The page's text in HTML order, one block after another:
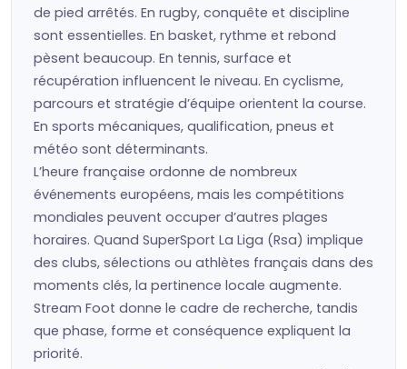
de pied arrêtés. En rugby, conquête et discipline
sont essentielles. En basket, rythme et rebond
pèsent beaucoup. En tennis, surface et
récupération influencent le niveau. En cyclisme,
parcours et stratégie d’équipe orientent la course.
En sports mécaniques, qualification, pneus et
météo sont déterminants.
L’heure française ordonne de nombreux
événements européens, mais les compétitions
mondiales peuvent occuper d’autres plages
horaires. Quand SuperSport La Liga (Rsa) implique
des clubs, sélections ou athlètes français dans des
moments clés, la pertinence locale augmente.
Stream Foot donne le cadre de recherche, tandis
que phase, forme et conséquence expliquent la
priorité.